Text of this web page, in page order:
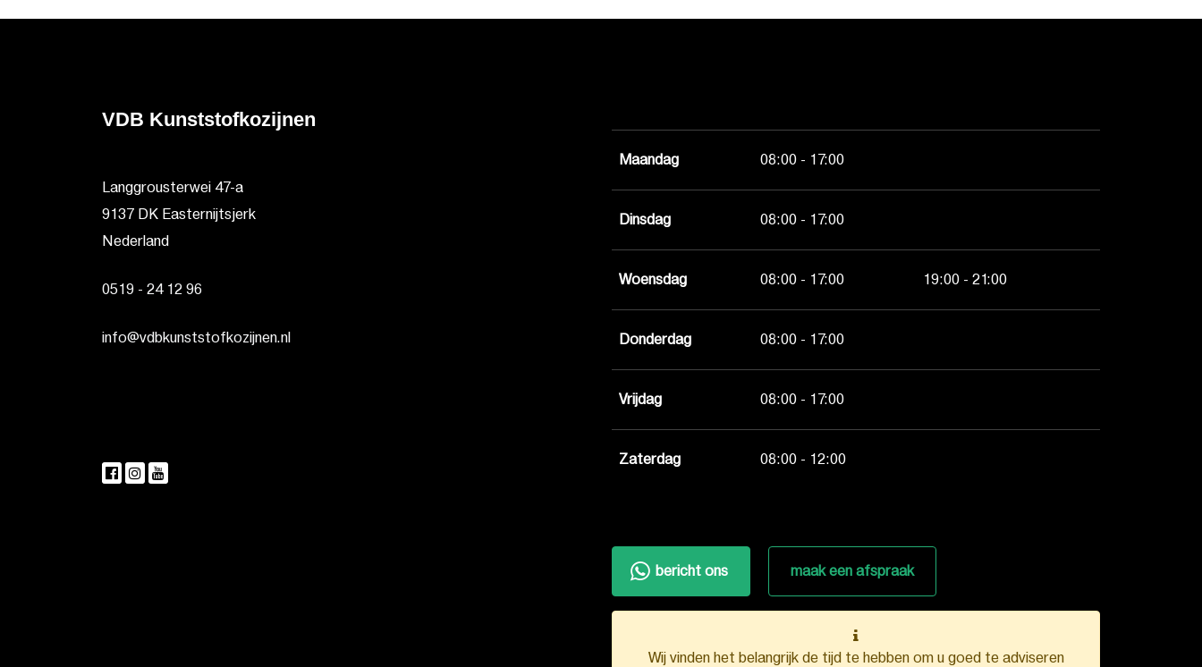
VDB Kunststofkozijnen
Langgrousterwei 47-a
9137 DK Easternijtsjerk
Nederland
0519 - 24 12 96
info@vdbkunststofkozijnen.nl
Maandag 08:00 - 17:00
Dinsdag 08:00 - 17:00
Woensdag 08:00 - 17:00 19:00 - 21:00
Donderdag 08:00 - 17:00
Vrijdag 08:00 - 17:00
Zaterdag 08:00 - 12:00
bericht ons maak een afspraak
Wij vinden het belangrijk de tijd te hebben om u goed te adviseren